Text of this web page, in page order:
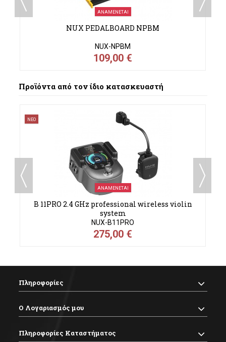
ΑΝΑΜΈΝΕΤΑΙ
NUX PEDALBOARD NPBM
NUX-NPBM
109,00 €
Προϊόντα από τον ίδιο κατασκευαστή
ΝΕΟ
ΑΝΑΜΈΝΕΤΑΙ
B 11PRO 2.4 GHz professional wireless violin
system
NUX-B11PRO
275,00 €
Πληροφορίες
Ο Λογαριασμός μου
Πληροφορίες Καταστήματος